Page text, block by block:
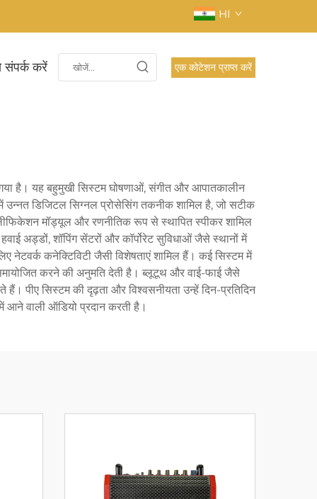
HI
संपर्क करें एक कोटेशन प्राप्त करें
गया है। यह बहुमुखी सिस्टम घोषणाओं, संगीत और आपातकालीन
डिजिटल सिग्नल प्रोसेसिंग तकनीक शामिल है, जो सटीक
मॉड्यूल और रणनीतिक रूप से स्थापित स्पीकर शामिल
अड्डों, शॉपिंग सेंटरों और कॉर्पोरेट सुविधाओं जैसे स्थानों में
कनेक्टिविटी जैसी विशेषताएं शामिल हैं। कई सिस्टम में
करने की अनुमति देती है। ब्लूटूथ और वाई-फाई जैसे
सिस्टम की दृढ़ता और विश्वसनीयता उन्हें दिन-प्रतिदिन
वाली ऑडियो प्रदान करती है।